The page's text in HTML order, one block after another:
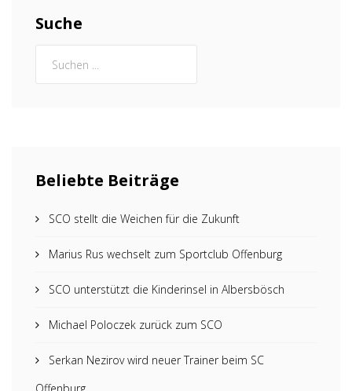
Suche
Beliebte Beiträge
SCO stellt die Weichen für die Zukunft
Marius Rus wechselt zum Sportclub Offenburg
SCO unterstützt die Kinderinsel in Albersbösch
Michael Poloczek zurück zum SCO
Serkan Nezirov wird neuer Trainer beim SC